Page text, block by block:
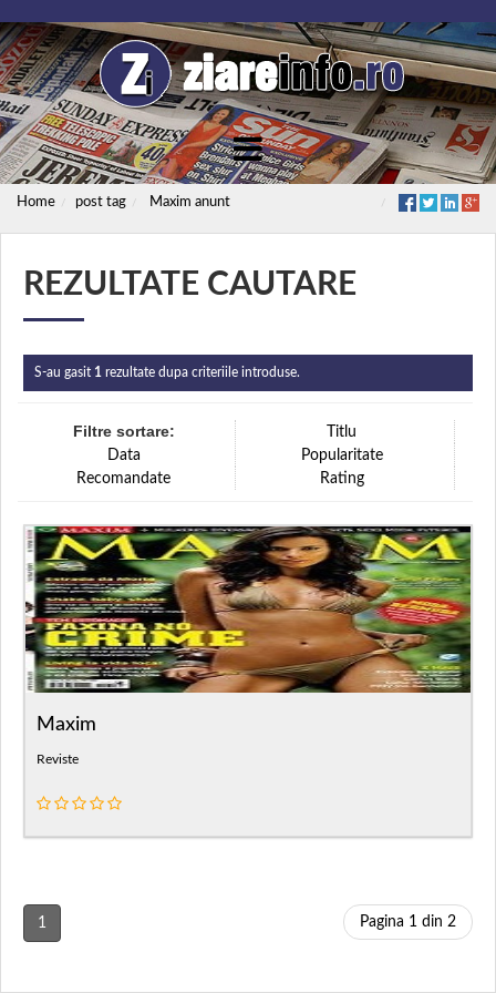
Home post tag Maxim anunt
REZULTATE CAUTARE
S-au gasit 1 rezultate dupa criteriile introduse.
Filtre sortare:
Titlu
Data
Popularitate
Recomandate
Rating
Maxim
Reviste
1 Pagina 1 din 2